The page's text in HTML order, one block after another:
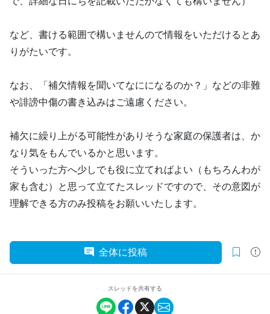
など、書ける範囲で構いませんので情報をいただけるとあ
りがたいです。
なお、「補欠情報を聞いてなにになるのか？」などの非難
や誹謗中傷の書き込みはご遠慮ください。
補欠に繰り上がる可能性がありそうな家庭の保護者は、か
なり気をもんでいるかと思います。
そういった方へ少しでも役に立てればよい（もちろんわが
家も含む）と思って立てたスレッドですので、その意図が
理解できる方のみ投稿をお願いいたします。
全体に投稿
スレッドを共有する